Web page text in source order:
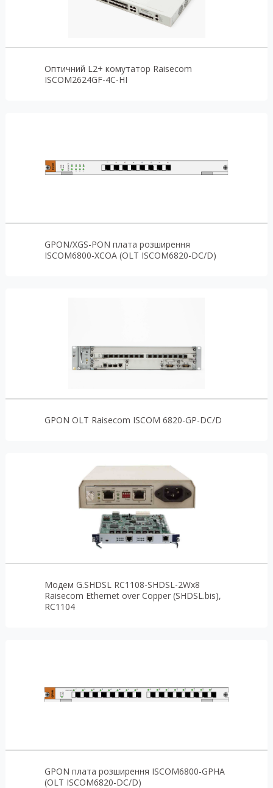
Оптичний L2+ комутатор Raisecom
ISCOM2624GF-4C-HI
GPON/XGS-PON плата розширення
ISCOM6800-XCOA (OLT ISCOM6820-DC/D)
GPON OLT Raisecom ISCOM 6820-GP-DC/D
Модем G.SHDSL RC1108-SHDSL-2Wx8
Raisecom Ethernet over Copper (SHDSL.bis),
RC1104
GPON плата розширення ISCOM6800-GPHA
(OLT ISCOM6820-DC/D)